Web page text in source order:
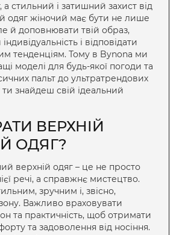
а стильний і затишний захист від
одяг жіночий має бути не лише
й доповнювати твій образ,
і відповідати
тенденціям. Тому в Bynona ми
моделі для будь-якої погоди та
пальт до ультратрендових
ти знайдеш свій ідеальний
ВЕРХНІЙ
ОДЯГ?
верхній одяг – це не просто
речі, а справжнє мистецтво.
зручним і, звісно,
Важливо враховувати
та практичність, щоб отримати
та задоволення від носіння.